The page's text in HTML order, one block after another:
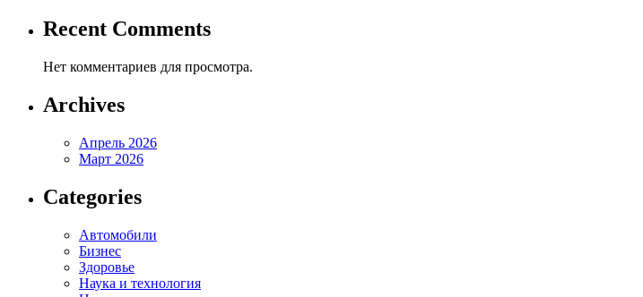
Recent Comments
Нет комментариев для просмотра.
Archives
Апрель 2026
Март 2026
Categories
Автомобили
Бизнес
Здоровье
Наука и технология